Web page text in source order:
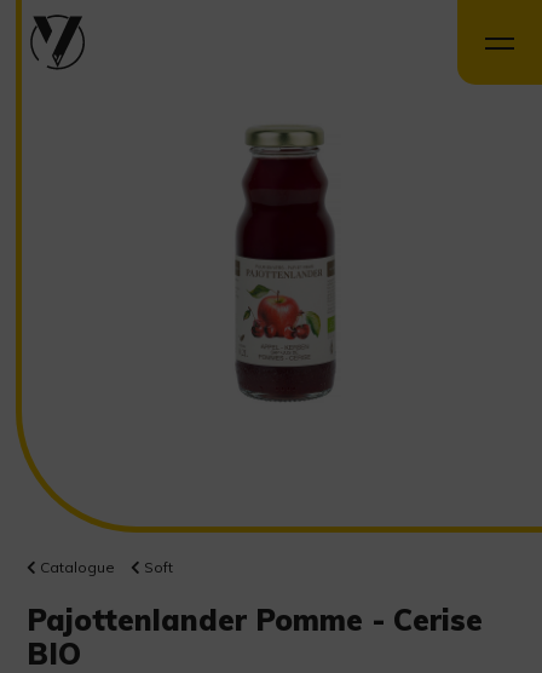
Catalogue Soft
Pajottenlander Pomme - Cerise
BIO